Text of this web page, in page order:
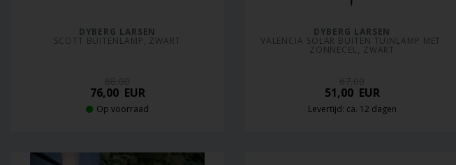
DYBERG LARSEN
SCOTT BUITENLAMP, ZWART
76,00EUR
Op voorraad
DYBERG LARSEN
VALENCIA SOLAR BUITEN TUINLAMP MET
ZONNECEL, ZWART
51,00EUR
Levertijd: ca. 12 dagen